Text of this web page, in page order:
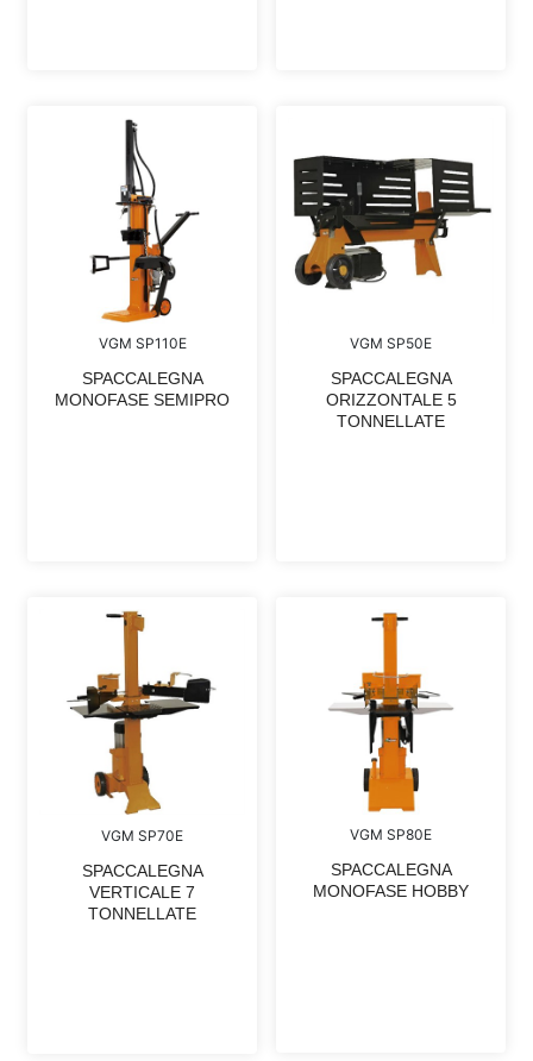
VGM SP110E
SPACCALEGNA
MONOFASE SEMIPRO
VGM SP50E
SPACCALEGNA
ORIZZONTALE 5
TONNELLATE
VGM SP70E
SPACCALEGNA
VERTICALE 7
TONNELLATE
VGM SP80E
SPACCALEGNA
MONOFASE HOBBY